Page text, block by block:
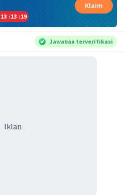
13 :13 :18
Klaim
Jawaban terverifikasi
Iklan